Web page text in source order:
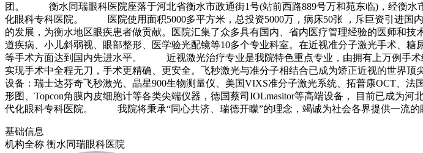
团。 衡水同瑞眼科医院座落于河北省衡水市政通街1号(站前西路889号万和苑东临)，经衡水
化眼科专科医院。 医院使用面积5000多平方米，总投资5000万，病床50张 ，斥巨资引进国
的发展，为衡水地区眼疾患者做贡献。医院汇集了众多具有国内、省内医疗管理经验的医师和
道疾病、小儿斜弱视、眼部整形、医学验光配镜等10多个专业科室。在近视准分子激光手术、
等手术方面达到国内先进水平。 近视激光治疗专业是我院特色重点专业，由拥有上万例手术
实现手术中全程无刀，手术更精确、更安全。飞秒激光与准分子相结合已成为矫正近视的世
设备：瑞士达芬奇飞秒激光、晶星900生物测量仪、美国VIXS准分子激光系统、拓普康OCT、
形图、Topcon角膜内皮细胞计等各类尖端仪器，德国蔡司IOLmasitor等高端设备， 目前已成为
代化眼科专科医院。 我院将秉承“同心共济、瑞德开矇”的理念，竭诚为社会各界提供一流的
基础信息
机构全称 衡水同瑞眼科医院